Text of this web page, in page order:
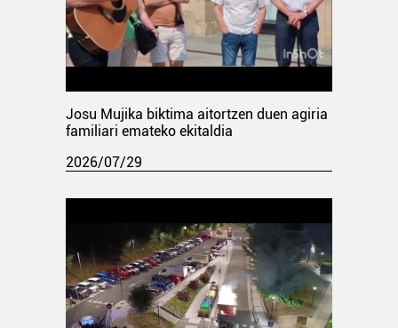
Josu Mujika biktima aitortzen duen agiria
familiari emateko ekitaldia
2026/07/29